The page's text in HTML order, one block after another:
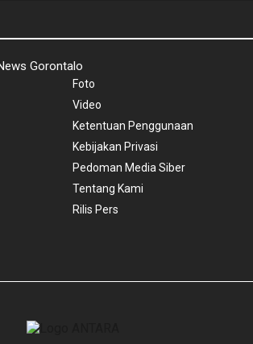
Gorontalo
Foto
Video
Ketentuan Penggunaan
Kebijakan Privasi
Pedoman Media Siber
Tentang Kami
Rilis Pers